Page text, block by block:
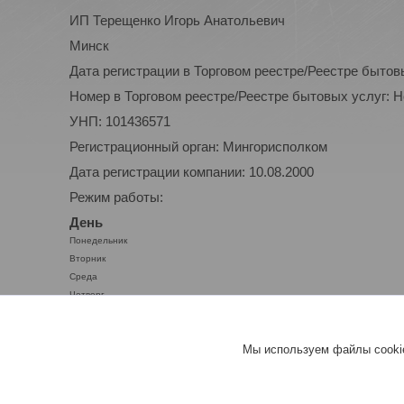
ИП Терещенко Игорь Анатольевич
Минск
Дата регистрации в Торговом реестре/Реестре
Номер в Торговом реестре/Реестре бытовых услуг:
УНП: 101436571
Регистрационный орган: Мингорисполком
Дата регистрации компании: 10.08.2000
Режим работы:
День
Понедельник
Вторник
Среда
Четверг
Мы используем файлы